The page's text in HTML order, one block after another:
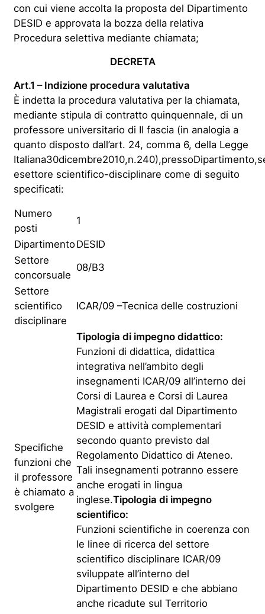
con cui viene accolta la proposta del Dipartimento
DESID e approvata la bozza della relativa
Procedura selettiva mediante chiamata;
DECRETA
Art.1 – Indizione procedura valutativa
È indetta la procedura valutativa per la chiamata,
mediante stipula di contratto quinquennale, di un
professore universitario di II fascia (in analogia a
quanto disposto dall’art. 24, comma 6, della Legge
esettore scientifico-disciplinare come di seguito
specificati:
Numero
posti
1
DipartimentoDESID
Settore
concorsuale
08/B3
Settore
scientifico
disciplinare
ICAR/09 –Tecnica delle costruzioni
Specifiche
funzioni che
il professore
è chiamato a
svolgere
Tipologia di impegno didattico:
Funzioni di didattica, didattica
integrativa nell’ambito degli
insegnamenti ICAR/09 all’interno dei
Corsi di Laurea e Corsi di Laurea
Magistrali erogati dal Dipartimento
DESID e attività complementari
secondo quanto previsto dal
Regolamento Didattico di Ateneo.
Tali insegnamenti potranno essere
anche erogati in lingua
inglese.Tipologia di impegno
scientifico:
Funzioni scientifiche in coerenza con
le linee di ricerca del settore
scientifico disciplinare ICAR/09
sviluppate all’interno del
Dipartimento DESID e che abbiano
anche ricadute sul Territorio